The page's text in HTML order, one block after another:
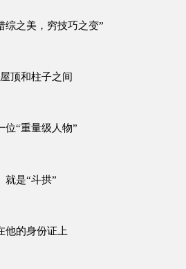
之美，穷技巧之变”
顶和柱子之间
位“重量级人物”
就是“斗拱”
他的身份证上